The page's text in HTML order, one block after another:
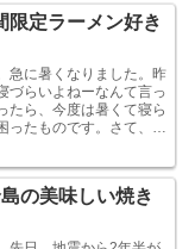
限定ラーメン好き
急に暑くなりました。昨
づらいよねーなんて言っ
たら、今度は暑くて寝ら
たものです。さて、先
しぶりにひとりラーメン
の美味しい焼き